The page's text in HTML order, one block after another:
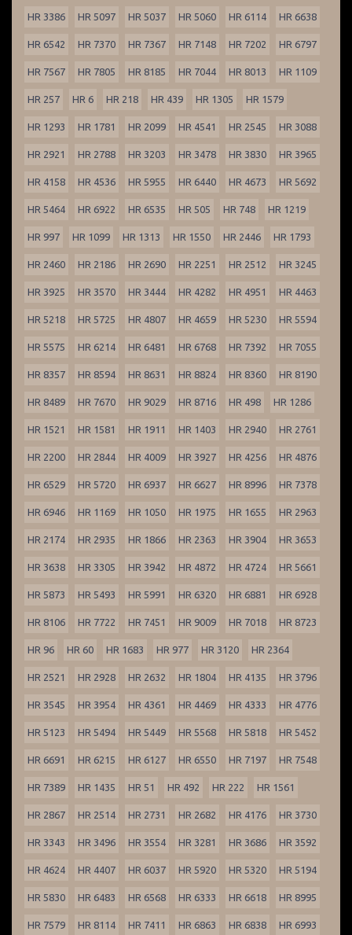
HR 3386 HR 5097 HR 5037 HR 5060 HR 6114 HR 6638
HR 6542 HR 7370 HR 7367 HR 7148 HR 7202 HR 6797
HR 7567 HR 7805 HR 8185 HR 7044 HR 8013 HR 1109
HR 257 HR 6 HR 218 HR 439 HR 1305 HR 1579
HR 1293 HR 1781 HR 2099 HR 4541 HR 2545 HR 3088
HR 2921 HR 2788 HR 3203 HR 3478 HR 3830 HR 3965
HR 4158 HR 4536 HR 5955 HR 6440 HR 4673 HR 5692
HR 5464 HR 6922 HR 6535 HR 505 HR 748 HR 1219
HR 997 HR 1099 HR 1313 HR 1550 HR 2446 HR 1793
HR 2460 HR 2186 HR 2690 HR 2251 HR 2512 HR 3245
HR 3925 HR 3570 HR 3444 HR 4282 HR 4951 HR 4463
HR 5218 HR 5725 HR 4807 HR 4659 HR 5230 HR 5594
HR 5575 HR 6214 HR 6481 HR 6768 HR 7392 HR 7055
HR 8357 HR 8594 HR 8631 HR 8824 HR 8360 HR 8190
HR 8489 HR 7670 HR 9029 HR 8716 HR 498 HR 1286
HR 1521 HR 1581 HR 1911 HR 1403 HR 2940 HR 2761
HR 2200 HR 2844 HR 4009 HR 3927 HR 4256 HR 4876
HR 6529 HR 5720 HR 6937 HR 6627 HR 8996 HR 7378
HR 6946 HR 1169 HR 1050 HR 1975 HR 1655 HR 2963
HR 2174 HR 2935 HR 1866 HR 2363 HR 3904 HR 3653
HR 3638 HR 3305 HR 3942 HR 4872 HR 4724 HR 5661
HR 5873 HR 5493 HR 5991 HR 6320 HR 6881 HR 6928
HR 8106 HR 7722 HR 7451 HR 9009 HR 7018 HR 8723
HR 96 HR 60 HR 1683 HR 977 HR 3120 HR 2364
HR 2521 HR 2928 HR 2632 HR 1804 HR 4135 HR 3796
HR 3545 HR 3954 HR 4361 HR 4469 HR 4333 HR 4776
HR 5123 HR 5494 HR 5449 HR 5568 HR 5818 HR 5452
HR 6691 HR 6215 HR 6127 HR 6550 HR 7197 HR 7548
HR 7389 HR 1435 HR 51 HR 492 HR 222 HR 1561
HR 2867 HR 2514 HR 2731 HR 2682 HR 4176 HR 3730
HR 3343 HR 3496 HR 3554 HR 3281 HR 3686 HR 3592
HR 4624 HR 4407 HR 6037 HR 5920 HR 5320 HR 5194
HR 5830 HR 6483 HR 6568 HR 6333 HR 6618 HR 8995
HR 7579 HR 8114 HR 7411 HR 6863 HR 6838 HR 6993